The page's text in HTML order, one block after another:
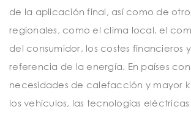
de la aplicación final, así como de
regionales, como el clima local, el
del consumidor, los costes financieros
referencia de la energía. En países
necesidades de calefacción y mayor
los vehículos, las tecnologías